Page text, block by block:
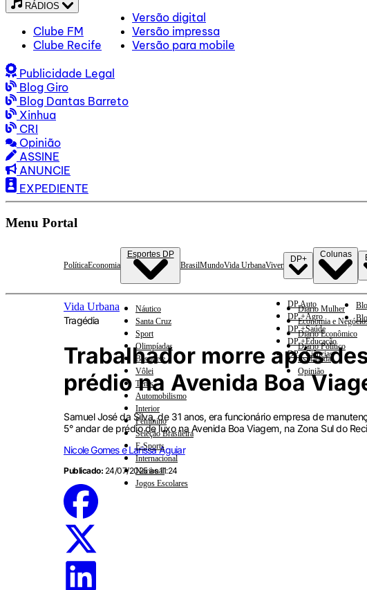
RÁDIOS
Clube FM
Clube Recife
Versão digital
Versão impressa
Versão para mobile
Publicidade Legal
Blog Giro
Blog Dantas Barreto
Xinhua
CRI
Opinião
ASSINE
ANUNCIE
EXPEDIENTE
Menu Portal
PolíticaEconomia
Esportes DP
Náutico
Santa Cruz
Sport
Olimpíadas
Basquete
Vôlei
Tênis
Automobilismo
Interior
Feminino
Seleção Brasileira
E-Sports
Internacional
Nacional
Jogos Escolares
BrasilMundoVida UrbanaViver
DP+
DP Auto
DP +Agro
DP +Saúde
DP +Educação
DP +Ciências
Colunas
Diario Mulher
Economia e
Diario Econômico
Diario Político
Esplanada
Opinião
Vida Urbana
Tragédia
Trabalhador morre após
prédio na Avenida Boa
Samuel José da Silva, de 31 anos, era funcionário empresa de
5° andar de prédio de luxo na Avenida Boa Viagem, na Zona Sul do
Nicole Gomes e Larissa Aguiar
Publicado: 24/07/2025 às 11:24